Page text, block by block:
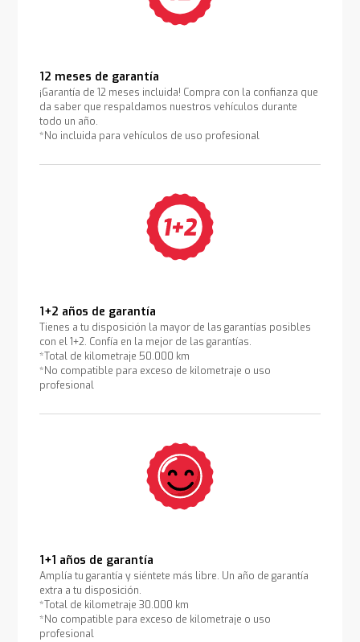
12 meses de garantía
¡Garantía de 12 meses incluida! Compra con la confianza que
da saber que respaldamos nuestros vehículos durante
todo un año.
*No incluida para vehículos de uso profesional
1+2 años de garantía
Tienes a tu disposición la mayor de las garantías posibles
con el 1+2. Confía en la mejor de las garantías.
*Total de kilometraje 50.000 km
*No compatible para exceso de kilometraje o uso
profesional
1+1 años de garantía
Amplía tu garantía y siéntete más libre. Un año de garantía
extra a tu disposición.
*Total de kilometraje 30.000 km
*No compatible para exceso de kilometraje o uso
profesional